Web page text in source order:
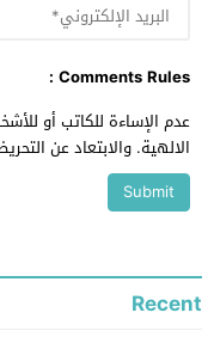
Comments Rules :
عدم الإساءة للكاتب أو
الالهية. والابتعاد عن
Recent